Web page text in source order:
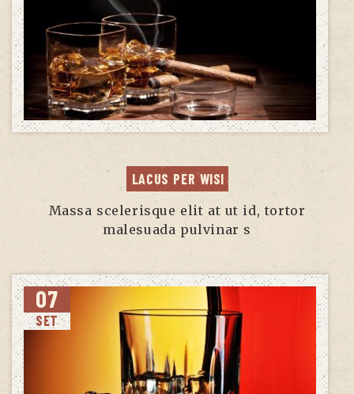
LACUS PER WISI
Massa scelerisque elit at ut id, tortor
malesuada pulvinar s
07
SET